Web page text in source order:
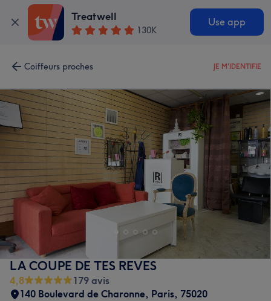
Treatwell
130K
Use app
Coiffeurs proches JE M'IDENTIFIE
LA COUPE DE TES REVES
4,8
179 avis
140 Boulevard de Charonne, Paris, 75020